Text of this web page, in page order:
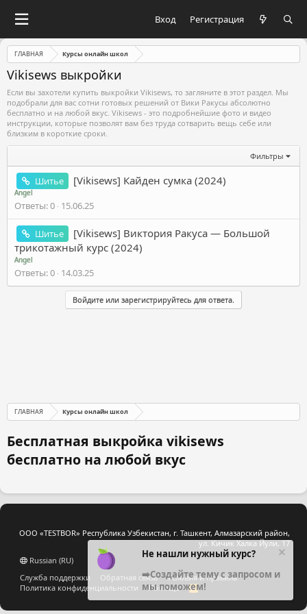
Вход Регистрация
ГЛАВНАЯ Курсы онлайн школ
Vikisews выкройки
Если вы захотели купить выкройки Vikisews, то загляните в этот раздел. Мы
подобрали для вас сотни готовых решений от Вики Ракусы абсолютно
бесплатно и на любой вкус. Vikisews - это подробнейшие фото и видео
инструкции, которые позволят вам без труда сотварить вещь себе или
близким в короткие сроки.
Фильтры
Шитье [Vikisews] Кайден сумка (2024)
Angel
Ответы 0 15.06.25
Шитье
[Vikisews] Виктория Ракуса ― Большой
трикотажный курс (2024)
Angel
Ответы 0 14.03.25
Войдите или зарегистрируйтесь для ответа.
ГЛАВНАЯ Курсы онлайн школ
Бесплатная выкройка vikisews
бесплатно на любой вкус
ООО «TESTBOR» Республика Узбекистан, г. Ташкент, Алмазарский район,
ул. Кичик Халка Йули, 17
Russian (RU)
Служба поддержки
Обратная связь
Условия и правила
Политика конфиденциальности
Помощь
R
Не нашли нужный курс?
➡️Создайте тему с запросом и
мы поможем!